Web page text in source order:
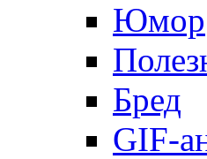
Юмор
Бред
GIF-